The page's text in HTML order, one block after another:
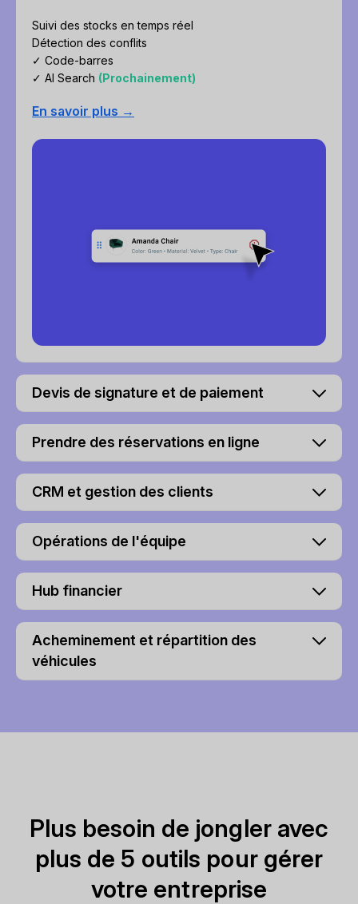
Suivi des stocks en temps réel
Détection des conflits
✓ Code-barres
✓ AI Search (Prochainement)
En savoir plus →
Devis de signature et de paiement
Prendre des réservations en ligne
CRM et gestion des clients
Opérations de l'équipe
Hub financier
Acheminement et répartition des
véhicules
Plus besoin de jongler avec
plus de 5 outils pour gérer
votre entreprise